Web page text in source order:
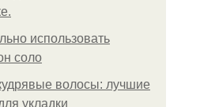
использовать
соло
волосы: лучшие
укладки